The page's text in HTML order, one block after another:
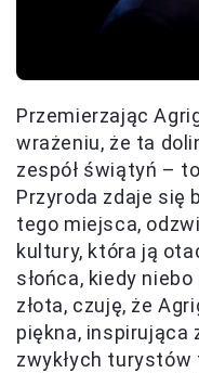
Przemierzając
wrażeniu, że ta
zespół świątyń –
Przyroda zdaje się
tego miejsca,
kultury, która ją
słońca, kiedy
złota, czuję, że
piękna, inspirująca
zwykłych